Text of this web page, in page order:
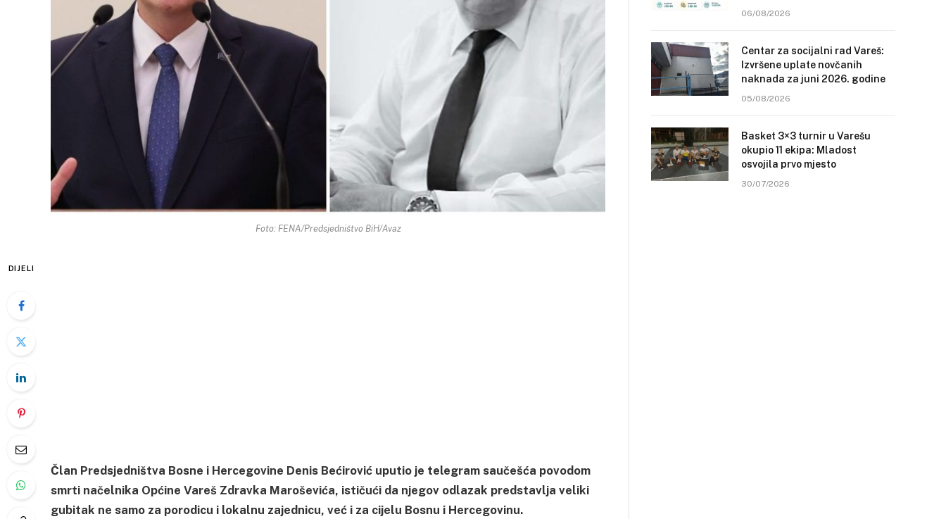
Foto: FENA/Predsjedništvo BiH/Avaz
DIJELI
Član Predsjedništva Bosne i Hercegovine Denis Bećirović uputio je telegram saučešća povodom
smrti načelnika Općine Vareš Zdravka Maroševića, ističući da njegov odlazak predstavlja veliki
gubitak ne samo za porodicu i lokalnu zajednicu, već i za cijelu Bosnu i Hercegovinu.
06/08/2026
Centar za socijalni rad Vareš:
Izvršene uplate novčanih
naknada za juni 2026. godine
05/08/2026
Basket 3×3 turnir u Varešu
okupio 11 ekipa: Mladost
osvojila prvo mjesto
30/07/2026